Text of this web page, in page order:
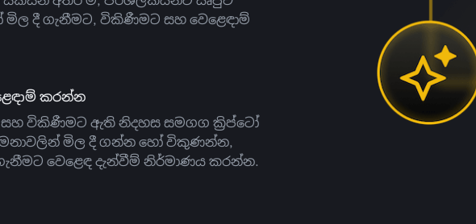
දී ගැනීමට, විකිණීමට සහ වෙළෙඳාම්
කරන්න
විකිණීමට ඇති නිදහස සමගග ක්‍රිප්ටෝ
මිල දී ගන්න හෝ විකුණන්න,
වෙළෙඳ දැන්වීම් නිර්මාණය කරන්න.